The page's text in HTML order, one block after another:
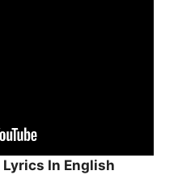
Lyrics In English